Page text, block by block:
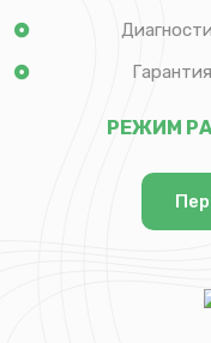
РЕЖИМ